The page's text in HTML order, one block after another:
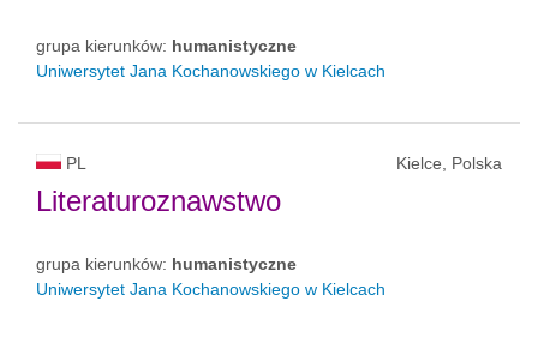
grupa kierunków: humanistyczne
Uniwersytet Jana Kochanowskiego w Kielcach
PL Kielce, Polska
Literaturoznawstwo
grupa kierunków: humanistyczne
Uniwersytet Jana Kochanowskiego w Kielcach